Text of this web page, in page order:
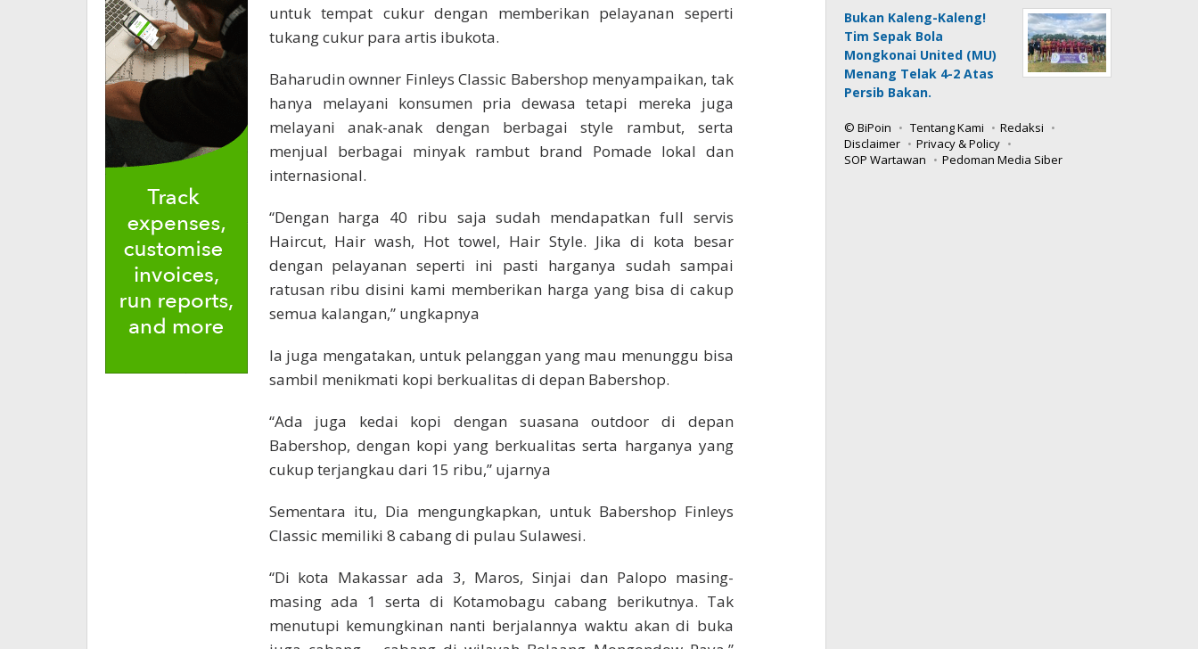
untuk tempat cukur dengan memberikan pelayanan seperti
tukang cukur para artis ibukota.
Baharudin ownner Finleys Classic Babershop menyampaikan, tak
hanya melayani konsumen pria dewasa tetapi mereka juga
melayani anak-anak dengan berbagai style rambut, serta
menjual berbagai minyak rambut brand Pomade lokal dan
internasional.
“Dengan harga 40 ribu saja sudah mendapatkan full servis
Haircut, Hair wash, Hot towel, Hair Style. Jika di kota besar
dengan pelayanan seperti ini pasti harganya sudah sampai
ratusan ribu disini kami memberikan harga yang bisa di cakup
semua kalangan,” ungkapnya
Ia juga mengatakan, untuk pelanggan yang mau menunggu bisa
sambil menikmati kopi berkualitas di depan Babershop.
“Ada juga kedai kopi dengan suasana outdoor di depan
Babershop, dengan kopi yang berkualitas serta harganya yang
cukup terjangkau dari 15 ribu,” ujarnya
Sementara itu, Dia mengungkapkan, untuk Babershop Finleys
Classic memiliki 8 cabang di pulau Sulawesi.
“Di kota Makassar ada 3, Maros, Sinjai dan Palopo masing-
masing ada 1 serta di Kotamobagu cabang berikutnya. Tak
menutupi kemungkinan nanti berjalannya waktu akan di buka
Bukan Kaleng-Kaleng!
Tim Sepak Bola
Mongkonai United (MU)
Menang Telak 4-2 Atas
Persib Bakan.
© BiPoin Tentang Kami
Redaksi
Disclaimer
Privacy & Policy
SOP Wartawan
Pedoman Media Siber